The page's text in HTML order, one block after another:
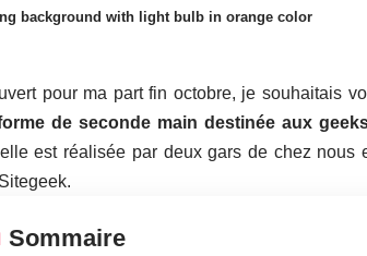
background with light bulb in orange color
pour ma part fin octobre, je souhaitais
de seconde main destinée aux
est réalisée par deux gars de chez
Sommaire